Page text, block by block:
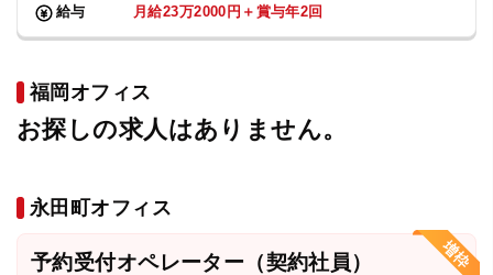
給与
月給23万2000円＋賞与年2回
福岡オフィス
お探しの求人はありません。
永田町オフィス
予約受付オペレーター（契約社員）